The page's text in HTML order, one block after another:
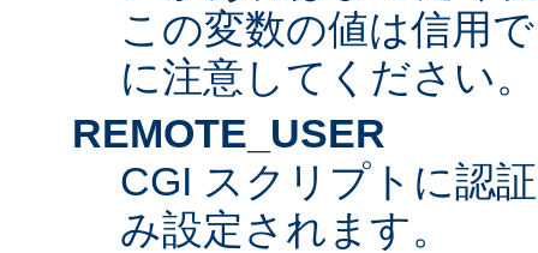
この変数の値は信用
に注意してください。
REMOTE_USER
CGI スクリプトに認
み設定されます。